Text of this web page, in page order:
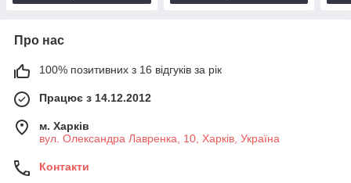
Про нас
100% позитивних з 16 відгуків за рік
Працює з 14.12.2012
м. Харків
вул. Олександра Лавренка, 10, Харків, Україна
Контакти